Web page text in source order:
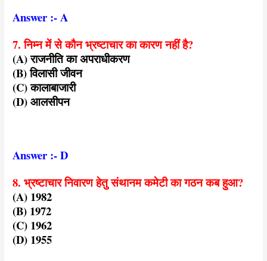
Answer :- A
7. निम्न में से कौन भ्रष्टाचार का कारण नहीं है?
(A) राजनीति का अपराधीकरण
(B) विलासी जीवन
(C) कालाबाजारी
(D) आलसीपन
Answer :- D
8. भ्रष्टाचार निवारण हेतु संथानम कमेटी का गठन कब हुआ?
(A) 1982
(B) 1972
(C) 1962
(D) 1955